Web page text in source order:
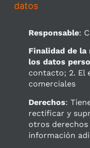
datos
Responsable:
Finalidad de
los datos
contacto; 2. El
comerciales
Derechos:
rectificar y
otros
información